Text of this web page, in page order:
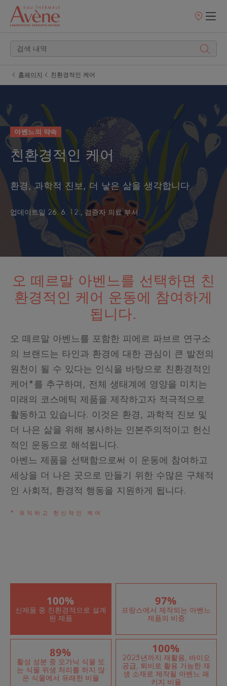
판
홈페이지 친환경적인 케어
아벤느의 약속
친환경적인 케어
환경, 과학적 진보, 더 낳은 삶을 생각합니다
업데이트일 26. 6. 12. , 검증자 의료 부서.
오 떼르말 아벤느를 선택하면 친
환경적인 케어 운동에 참여하게
됩니다.
오 떼르말 아벤느를 포함한 피에르 파브르 연구소
의 브랜드는 타인과 환경에 대한 관심이 큰 발전의
원천이 될 수 있다는 인식을 바탕으로 친환경적인
케어*를 추구하며, 전체 생태계에 영양을 미치는
미래의 코스메틱 제품을 제작하고자 적극적으로
활동하고 있습니다. 이것은 환경, 과학적 진보 및
더 나은 삶을 위해 봉사하는 인본주의적이고 헌신
적인 운동으로 해석됩니다.
아벤느 제품을 선택함으로써 이 운동에 참여하고
세상을 더 나은 곳으로 만들기 위한 수많은 구체적
인 사회적, 환경적 행동을 지원하게 됩니다.
* 유익하고 헌신적인 케어
100%
신제품 중 친환경적으로 설계
된 제품
97%
프랑스에서 제작되는 아벤느
제품의 비중
89%
활성 성분 중 오가닉 식물 또
는 식물 위생 처리를 하지 않
은 식물에서 유래한 비율
100%
2025년까지 재활용, 바이오
공급, 퇴비로 활용 가능한 재
생 소재로 제작될 아벤느 패
키지 비율